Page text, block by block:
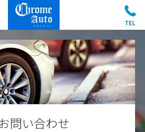
お問い合わせ